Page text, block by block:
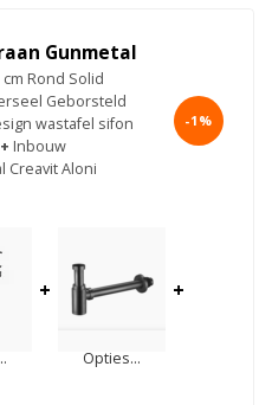
Gunmetal
Rond Solid
Geborsteld
wastafel sifon
+ Inbouw
Creavit Aloni
-1%
+
Opties...
+